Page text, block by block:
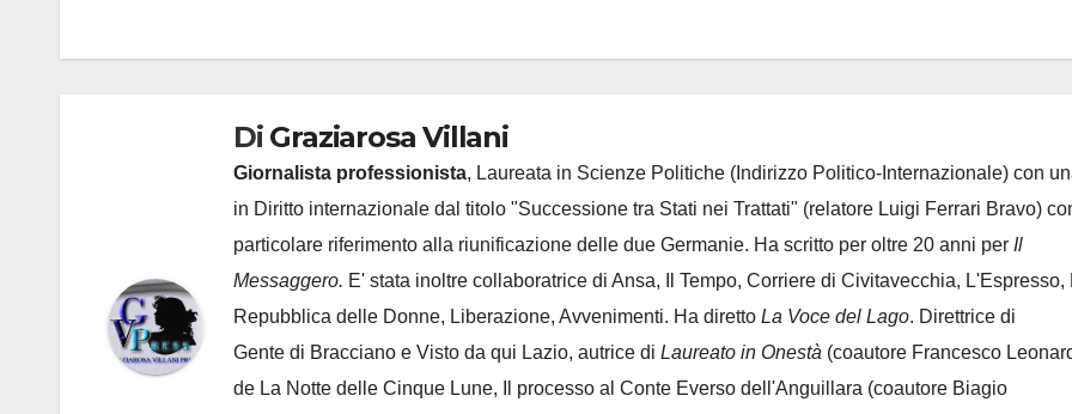
Di Graziarosa Villani
Giornalista professionista, Laureata in Scienze Politiche (Indirizzo Politico-Internazionale) con
in Diritto internazionale dal titolo "Successione tra Stati nei Trattati" (relatore Luigi Ferrari Bravo)
particolare riferimento alla riunificazione delle due Germanie. Ha scritto per oltre 20 anni per Il
Messaggero. E' stata inoltre collaboratrice di Ansa, Il Tempo, Corriere di Civitavecchia, L'Espresso,
Repubblica delle Donne, Liberazione, Avvenimenti. Ha diretto La Voce del Lago. Direttrice di
Gente di Bracciano e Visto da qui Lazio, autrice di Laureato in Onestà (coautore Francesco
de La Notte delle Cinque Lune, Il processo al Conte Everso dell'Anguillara (coautore Biagio